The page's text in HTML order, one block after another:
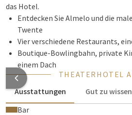
das Hotel.
Entdecken Sie Almelo und die
Twente
Vier verschiedene Restaurants,
Boutique-Bowlingbahn, private
einem Dach
THEATERHOTEL
Ausstattungen
Gut zu wissen
Bar